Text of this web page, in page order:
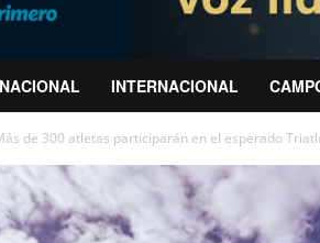
NACIONAL INTERNACIONAL
de 300 atletas participarán en el esperado